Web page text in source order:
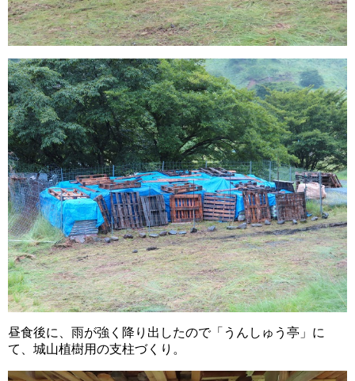
昼食後に、雨が強く降り出したので「うんしゅう亭」に
て、城山植樹用の支柱づくり。